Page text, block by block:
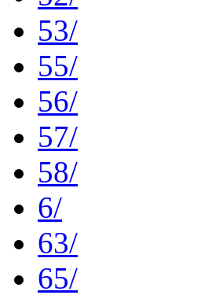
53/
55/
56/
57/
58/
6/
63/
65/